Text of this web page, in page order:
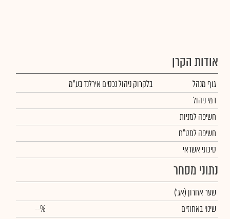
אודות הקרן
גוף מנהל
בלקרוק ניהול נכסים אירלנד בע"מ
דמי ניהול
חשיפה למניות
חשיפה למט"ח
סיכוני אשראי
נתוני מסחר
שער אחרון (אג')
שינוי באחוזים
--%